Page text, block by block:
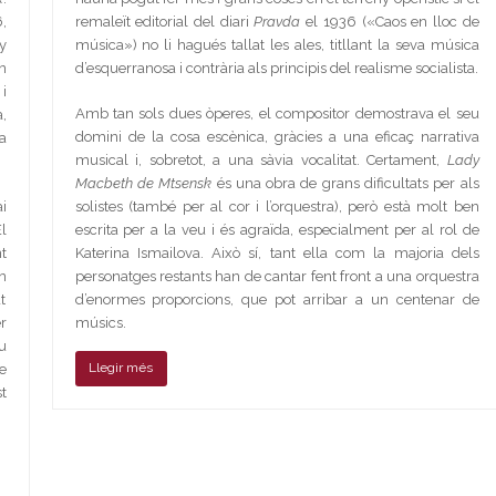
remaleït editorial del diariPravda el 1936 («Caos en lloc de
música») no li hagués tallat les ales, titllant la seva música
d’esquerranosa i contrària als principis del realisme socialista.
Amb tan sols dues òperes, el compositor demostrava el seu
domini de la cosa escènica, gràcies a una eficaç narrativa
musical i, sobretot, a una sàvia vocalitat. Certament, Lady
Macbeth de Mtsensk és una obra de grans dificultats per als
solistes (també per al cor i l’orquestra), però està molt ben
escrita per a la veu i és agraïda, especialment per al rol de
Katerina Ismailova. Això sí, tant ella com la majoria dels
personatges restants han de cantar fent front a una orquestra
d’enormes proporcions, que pot arribar a un centenar de
músics.
Llegir més